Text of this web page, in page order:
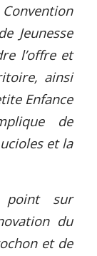
Jeunesse
l’offre et
ainsi
Enfance
de
et la
point sur
du
et de